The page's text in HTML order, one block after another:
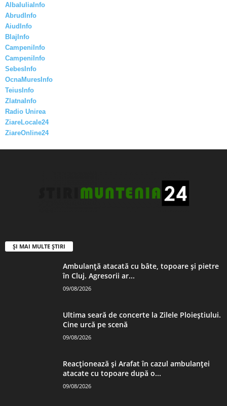
AlbaIuliaInfo
AbrudInfo
AiudInfo
BlajInfo
CampeniInfo
CampeniInfo
SebesInfo
OcnaMuresInfo
TeiusInfo
ZlatnaInfo
Radio Unirea
ZiareLocale24
ZiareOnline24
ȘI MAI MULTE ȘTIRI
Ambulanță atacată cu bâte, topoare și pietre
în Cluj. Agresorii ar...
09/08/2026
Ultima seară de concerte la Zilele Ploieștiului.
Cine urcă pe scenă
09/08/2026
Reacționează și Arafat în cazul ambulanței
atacate cu topoare după o...
09/08/2026